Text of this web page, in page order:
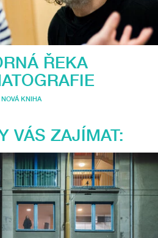
ŘEKA
NOVÁ KNIHA
VÁS ZAJÍMAT: